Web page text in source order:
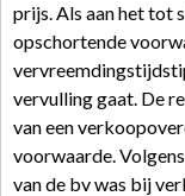
prijs. Als aan het tot
opschortende
vervulling gaat. De
van een
voorwaarde.
van de bv was bij